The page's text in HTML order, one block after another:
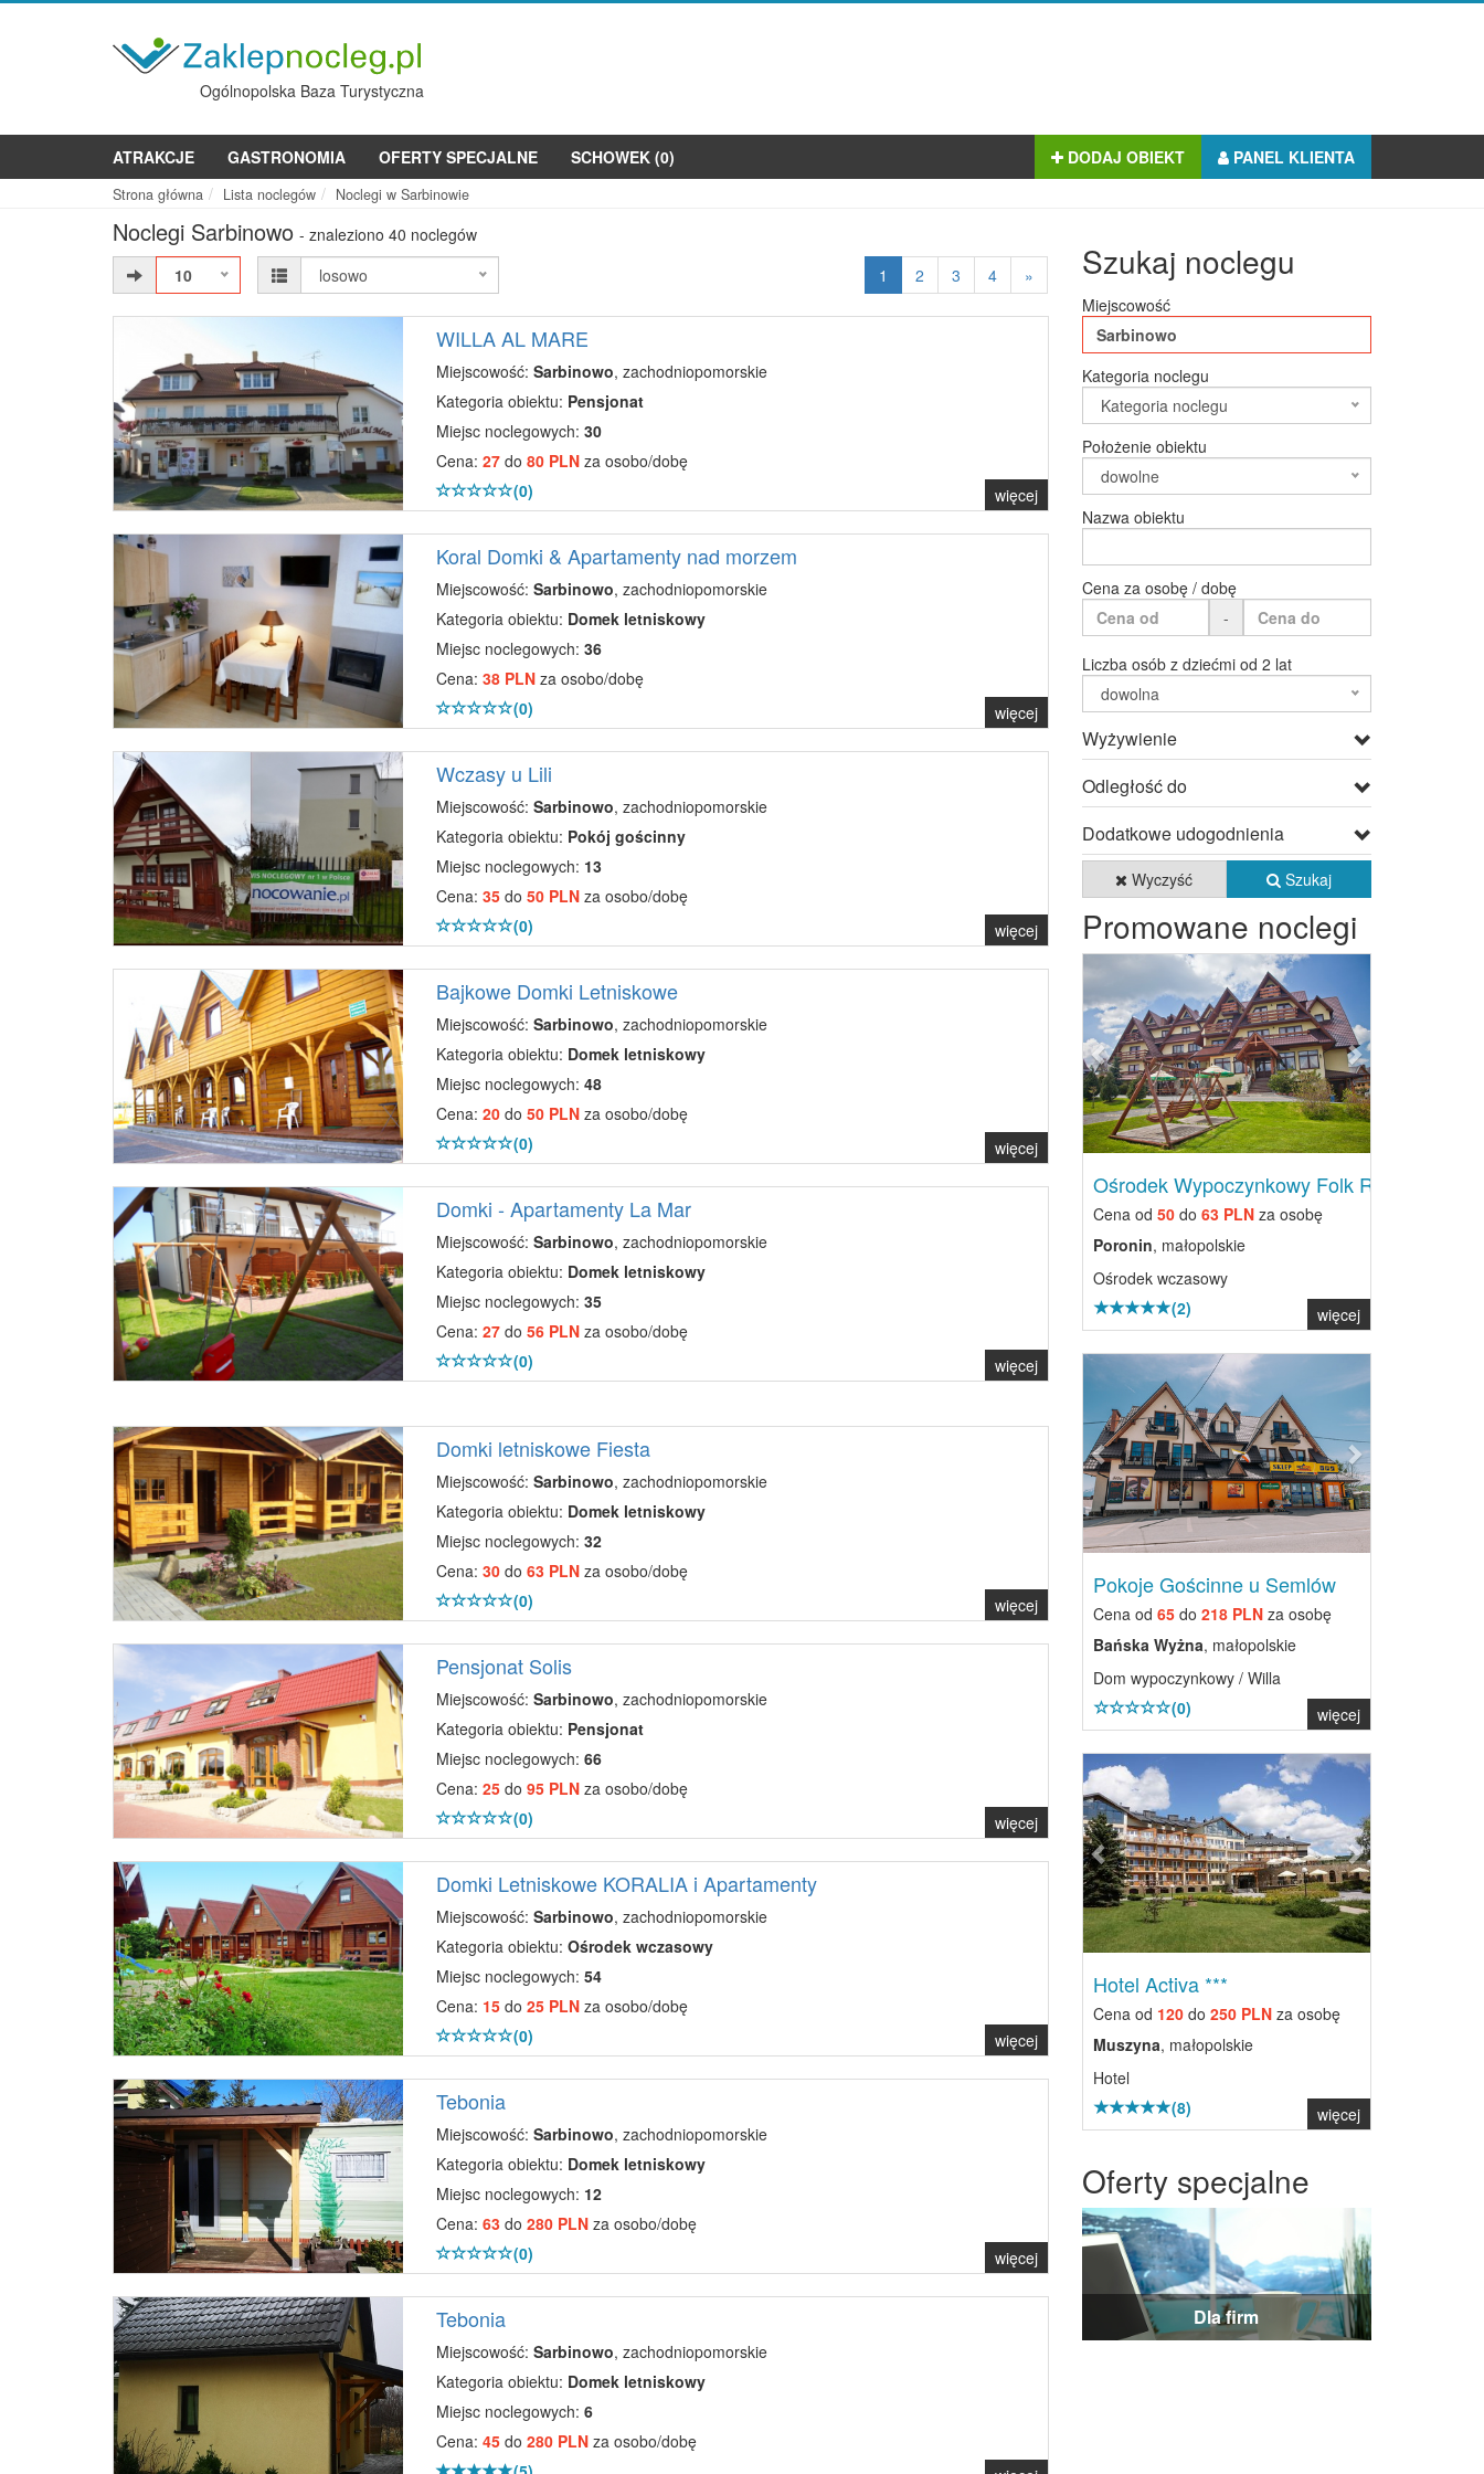
Ogólnopolska Baza Turystyczna
ATRAKCJE GASTRONOMIA OFERTY SPECJALNE SCHOWEK (0) DODAJ OBIEKT PANEL KLIENTA
Strona główna Lista noclegów Noclegi w Sarbinowie
Noclegi Sarbinowo - znaleziono 40 noclegów
10
losowo 1 2 3 4 »
WILLA AL MARE
Miejscowość: Sarbinowo, zachodniopomorskie
Kategoria obiektu: Pensjonat
Miejsc noclegowych: 30
Cena: 27do 80 PLNza osobo/dobę
(0)
więcej
Koral Domki & Apartamenty nad morzem
Miejscowość: Sarbinowo, zachodniopomorskie
Kategoria obiektu: Domek letniskowy
Miejsc noclegowych: 36
Cena: 38 PLNza osobo/dobę
(0)
więcej
Wczasy u Lili
Miejscowość: Sarbinowo, zachodniopomorskie
Kategoria obiektu: Pokój gościnny
Miejsc noclegowych: 13
Cena: 35do 50 PLNza osobo/dobę
(0)
więcej
Bajkowe Domki Letniskowe
Miejscowość: Sarbinowo, zachodniopomorskie
Kategoria obiektu: Domek letniskowy
Miejsc noclegowych: 48
Cena: 20do 50 PLNza osobo/dobę
(0)
więcej
Domki - Apartamenty La Mar
Miejscowość: Sarbinowo, zachodniopomorskie
Kategoria obiektu: Domek letniskowy
Miejsc noclegowych: 35
Cena: 27do 56 PLNza osobo/dobę
(0)
więcej
Domki letniskowe Fiesta
Miejscowość: Sarbinowo, zachodniopomorskie
Kategoria obiektu: Domek letniskowy
Miejsc noclegowych: 32
Cena: 30do 63 PLNza osobo/dobę
(0)
więcej
Pensjonat Solis
Miejscowość: Sarbinowo, zachodniopomorskie
Kategoria obiektu: Pensjonat
Miejsc noclegowych: 66
Cena: 25do 95 PLNza osobo/dobę
(0)
więcej
Domki Letniskowe KORALIA i Apartamenty
Miejscowość: Sarbinowo, zachodniopomorskie
Kategoria obiektu: Ośrodek wczasowy
Miejsc noclegowych: 54
Cena: 15do 25 PLNza osobo/dobę
(0)
więcej
Tebonia
Miejscowość: Sarbinowo, zachodniopomorskie
Kategoria obiektu: Domek letniskowy
Miejsc noclegowych: 12
Cena: 63do 280 PLNza osobo/dobę
(0)
więcej
Tebonia
Miejscowość: Sarbinowo, zachodniopomorskie
Kategoria obiektu: Domek letniskowy
Miejsc noclegowych: 6
Cena: 45do 280 PLNza osobo/dobę
Szukaj noclegu
Miejscowość
Kategoria noclegu
Kategoria noclegu
Położenie obiektu
dowolne
Nazwa obiektu
Cena za osobę / dobę
-
Liczba osób z dziećmi od 2 lat
dowolna
Wyżywienie
Odległość do
Dodatkowe udogodnienia
Wyczyść Szukaj
Promowane noclegi
Previous
Ośrodek Wypoczynkowy Folk Res...
Cena od 50do 63 PLNza osobę
Poronin, małopolskie
Ośrodek wczasowy
(2)
więcej
Previous Next
Pokoje Gościnne u Semlów
Cena od 65do 218 PLNza osobę
Bańska Wyżna, małopolskie
Dom wypoczynkowy / Willa
(0)
więcej
Previous Next
Hotel Activa ***
Cena od 120do 250 PLNza osobę
Muszyna, małopolskie
Hotel
(8)
więcej
Oferty specjalne
Dla firm